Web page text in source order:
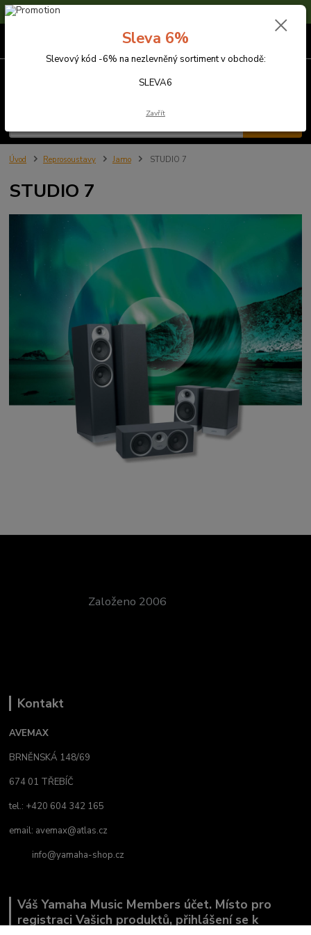
Sleva 6% na nezlevněné zboží s kódem SLEVA6
Úvod Reprosoustavy Jamo STUDIO 7
STUDIO 7
Založeno 2006
Kontakt
AVEMAX
BRNĚNSKÁ 148/69
674 01 TŘEBÍČ
tel.: +420 604 342 165
email: avemax@atlas.cz
info@yamaha-shop.cz
Váš Yamaha Music Members účet. Místo pro
registraci Vašich produktů, přihlášení se k
Sleva 6%
Slevový kód -6% na nezlevněný sortiment v obchodě:
SLEVA6
Zavřít